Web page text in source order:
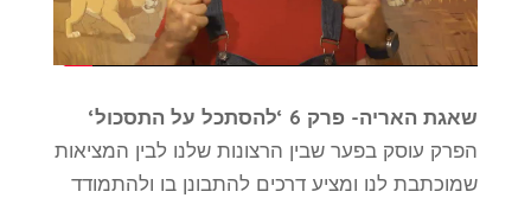
שאגת האריה- פרק 6 ‘להסתכל על התסכול‘
הפרק עוסק בפער שבין הרצונות שלנו לבין המציאות
שמוכתבת לנו ומציע דרכים להתבונן בו ולהתמודד